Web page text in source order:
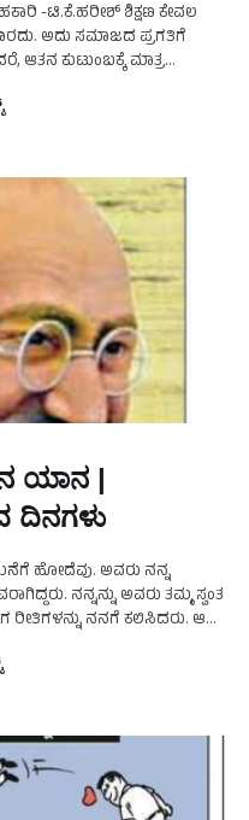
-ಟಿ.ಕೆ.ಹರೀಶ್ ಶಿಕ್ಷಣ ಕೇವಲ
ಅದು ಸಮಾಜದ ಪ್ರಗತಿಗೆ
ಆತನ ಕುಟುಂಬಕ್ಕೆ ಮಾತ್ರ
ಯಾನ |
ದಿನಗಳು
ಹೋದೆವು. ಅವರು ನನ್ನ
ನನ್ನನ್ನು ಅವರು ತಮ್ಮ ಸ್ವಂತ
ರೀತಿಗಳನ್ನು ನನಗೆ ಕಲಿಸಿದರು. ಆ